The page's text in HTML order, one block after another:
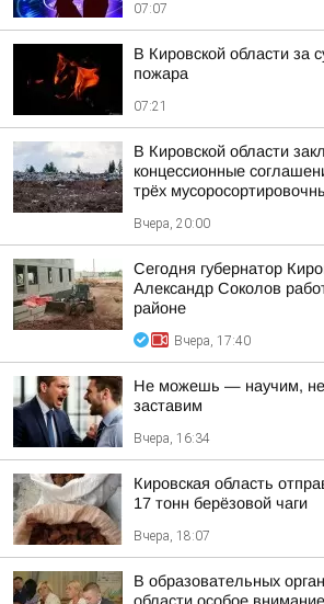
07:07
В Кировской области за
пожара
07:21
В Кировской области
концессионные
трёх
Вчера, 20:00
Сегодня губернатор
Александр Соколов
районе
Вчера, 17:40
Не можешь — научим,
заставим
Вчера, 16:34
Кировская область
17 тонн берёзовой чаги
Вчера, 18:07
В образовательных